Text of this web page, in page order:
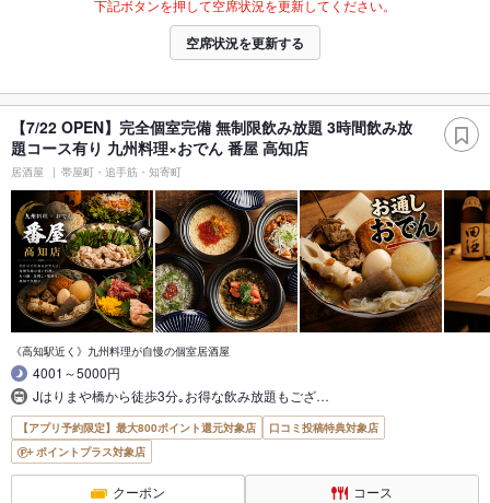
下記ボタンを押して空席状況を更新してください。
空席状況を更新する
【7/22 OPEN】完全個室完備 無制限飲み放題 3時間飲み放
題コース有り 九州料理×おでん 番屋 高知店
居酒屋 帯屋町・追手筋・知寄町
《高知駅近く》九州料理が自慢の個室居酒屋
4001～5000円
Jはりまや橋から徒歩3分｡お得な飲み放題もござ…
【アプリ予約限定】最大800ポイント還元対象店
口コミ投稿特典対象店
ポイントプラス対象店
クーポン コース